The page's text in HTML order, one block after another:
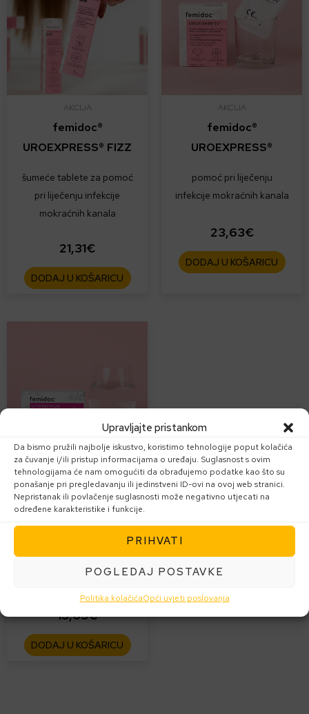
Upravljajte pristankom
Da bismo pružili najbolje iskustvo, koristimo tehnologije poput kolačića
za čuvanje i/ili pristup informacijama o uređaju. Suglasnost s ovim
tehnologijama će nam omogućiti da obrađujemo podatke kao što su
ponašanje pri pregledavanju ili jedinstveni ID-ovi na ovoj web stranici.
Nepristanak ili povlačenje suglasnosti može negativno utjecati na
određene karakteristike i funkcije.
PRIHVATI
POGLEDAJ POSTAVKE
Politika kolačićaOpći uvjeti poslovanja
AKCIJA
femidoc®
UROEXPRESS® FIZZ
šumeće tablete za pomoć
pri liječenju infekcije
mokraćnih kanala
21,31€
DODAJ U KOŠARICU
AKCIJA
femidoc®
UROEXPRESS®
pomoć pri liječenju
infekcije mokraćnih kanala
23,63€
DODAJ U KOŠARICU
NAJPRODAVANIJE
femidoc® UTIPRO®
PLUS
13,63€
DODAJ U KOŠARICU